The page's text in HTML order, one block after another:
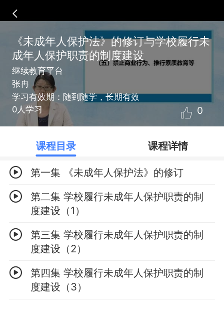
《未成年人保护法》的修订与学校履行未
成年人保护职责的制度建设
继续教育平台
张冉
学习有效期：随到随学，长期有效
0人学习
0
课程目录 课程详情
第一集 《未成年人保护法》的修订
第二集 学校履行未成年人保护职责的制
度建设（1）
第三集 学校履行未成年人保护职责的制
度建设（2）
第四集 学校履行未成年人保护职责的制
度建设（3）